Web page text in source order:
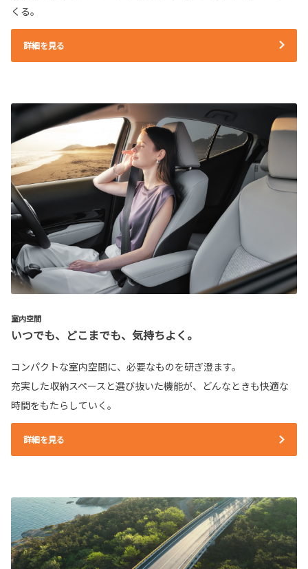
くる。
詳細を見る
室内空間
いつでも、どこまでも、気持ちよく。
コンパクトな室内空間に、必要なものを研ぎ澄ます。
充実した収納スペースと選び抜いた機能が、どんなときも快適な
時間をもたらしていく。
詳細を見る